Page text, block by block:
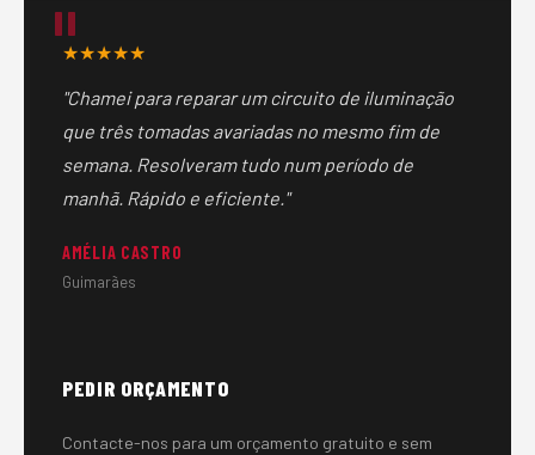
diagnóstico técnico correto e que a instalação esteja
em estado que permita intervenção segura.
★★★★★
"Chamei para reparar um circuito de iluminação
que três tomadas avariadas no mesmo fim de
semana. Resolveram tudo num período de
manhã. Rápido e eficiente."
AMÉLIA CASTRO
Guimarães
PEDIR ORÇAMENTO
Contacte-nos para um orçamento gratuito e sem